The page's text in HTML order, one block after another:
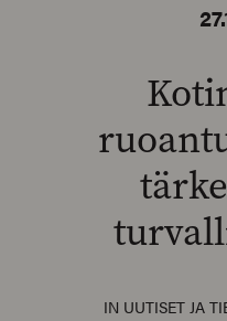
SEARCH
IN UUTISET JA